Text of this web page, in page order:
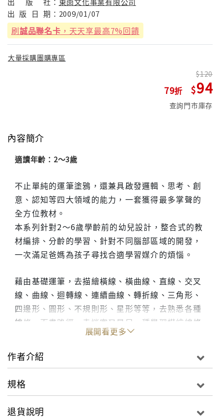
出 版 日 期： 2009/01/07
刷誠品聯名卡 ，天天享最高7%回饋
大量採購團購專區
79
120
94
查詢門市庫存
內容簡介
適讀年齡：2～3歲
不止單純的運筆塗鴉，還兼具啟發邏輯、思考、創
意、認知等四大領域的能力，一套獲得最多掌聲的
全方位教材。
本系列針對2～6歲學齡前的幼兒設計，整合式的教
材編排、分齡的學習、針對不同腦部區域的開發，
一次滿足爸媽為孩子尋找合適學習媒介的煩惱。
藉由基礎運筆，去描繪橫線、橫曲線、直線、交叉
線、曲線、迴轉線、連續曲線、轉折線、三角形、
四邊形、圓形、不規則形、星形等等，去熟悉各種
線條。而畫路徑、走迷宮又是另一種學習描繪線條
的方法，藉由情境的加入，更能增加幼兒熟悉感。
當然，也少不了畫畫練習，在孩子塗鴉的同時，亦
導更是爸媽的好幫手，幼兒專家的建議，隨時掌握
展開看更多
作者介紹
規格
退貨說明